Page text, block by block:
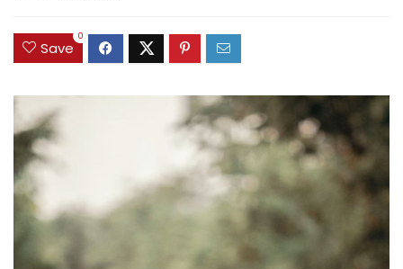
Save
0